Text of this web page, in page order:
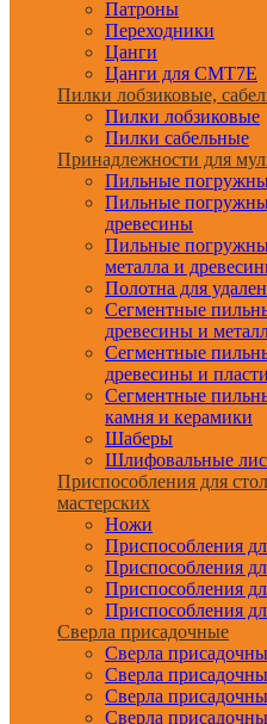
Патроны
Переходники
Цанги
Цанги для CMT7E
Пилки лобзиковые,
Пилки лобзиковые
Пилки сабельные
Принадлежности для
Пильные
Пильные
древесины
Пильные
металла и
Полотна для
Сегментные
древесины и
Сегментные
древесины и
Сегментные
камня и керамики
Шаберы
Шлифовальные
Приспособления для
мастерских
Ножи
Приспособления
Приспособления
Приспособления
Приспособления
Сверла присадочные
Сверла
Сверла
Сверла
Сверла